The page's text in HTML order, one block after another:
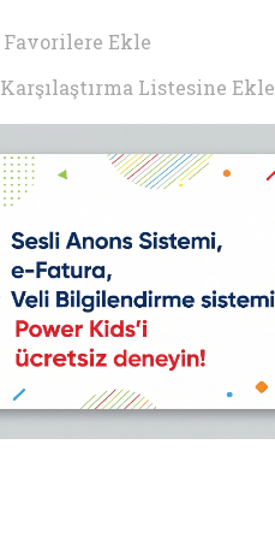
Favorilere Ekle
Karşılaştırma Listesine Ekle